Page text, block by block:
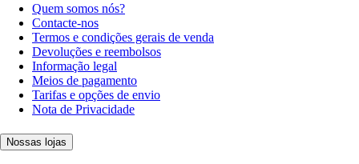
Quem somos nós?
Contacte-nos
Termos e condições gerais de venda
Devoluções e reembolsos
Informação legal
Meios de pagamento
Tarifas e opções de envio
Nota de Privacidade
Nossas lojas